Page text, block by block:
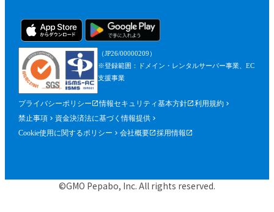
（JP26/00000209）
※登録範囲：ドメイン・レンタルサーバー事業、EC
支援事業
プライバシーポリシー 情報セキュリティ基本方針
利用規約
禁止事項
資金決済法に基づく情報提供
Cookie使用に関するポリシー
会社概要 採用情報
©GMO Pepabo, Inc. All rights reserved.